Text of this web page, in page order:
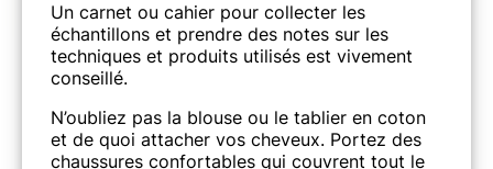
Un carnet ou cahier pour collecter les
échantillons et prendre des notes sur les
techniques et produits utilisés est vivement
conseillé.
N’oubliez pas la blouse ou le tablier en coton
et de quoi attacher vos cheveux. Portez des
chaussures confortables qui couvrent tout le